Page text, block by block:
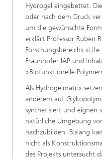
Hydrogel eingebettet.
oder nach dem Druck
um die gewünschte
erklärt Professor Ruben
Forschungsbereichs
Fraunhofer IAP und
»Biofunktionelle
Als Hydrogelmatrix
anderem auf
synthetisiert und eignen
natürliche Umgebung
nachzubilden. Bislang
nicht als
des Projekts untersucht